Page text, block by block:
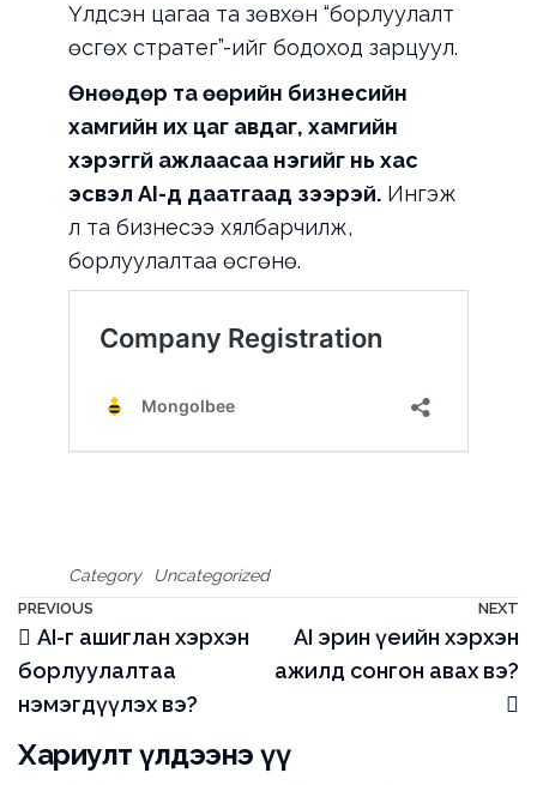
Үлдсэн цагаа та зөвхөн “борлуулалт
өсгөх стратег”-ийг бодоход зарцуул.
Өнөөдөр та өөрийн бизнесийн
хамгийн их цаг авдаг, хамгийн
хэрэггүй ажлаасаа нэгийг нь хас
эсвэл AI-д даатгаад үзээрэй.Ингэж
л та бизнесээ хялбарчилж,
борлуулалтаа өсгөнө.
Category Uncategorized
Мэдээний
цэс
Previous
Post
PREVIOUS
AI-г ашиглан хэрхэн
борлуулалтаа
нэмэгдүүлэх вэ?
NEXT
AI эрин үеийн хэрхэн
ажилд сонгон авах вэ?
Хариулт үлдээнэ үү